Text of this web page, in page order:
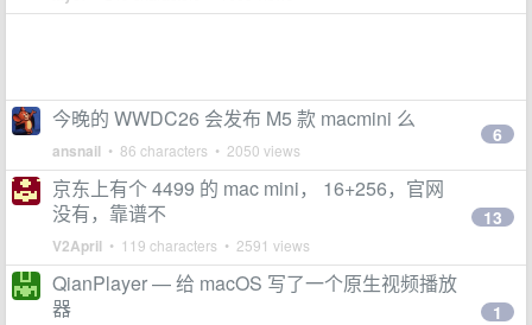
今晚的 WWDC26 会发布 M5 款 macmini 么
ansnail • 86 characters • 2050 views
6
京东上有个 4499 的 mac mini， 16+256，官网
没有，靠谱不
V2April • 119 characters • 2591 views
13
QianPlayer — 给 macOS 写了一个原生视频播放
器
1